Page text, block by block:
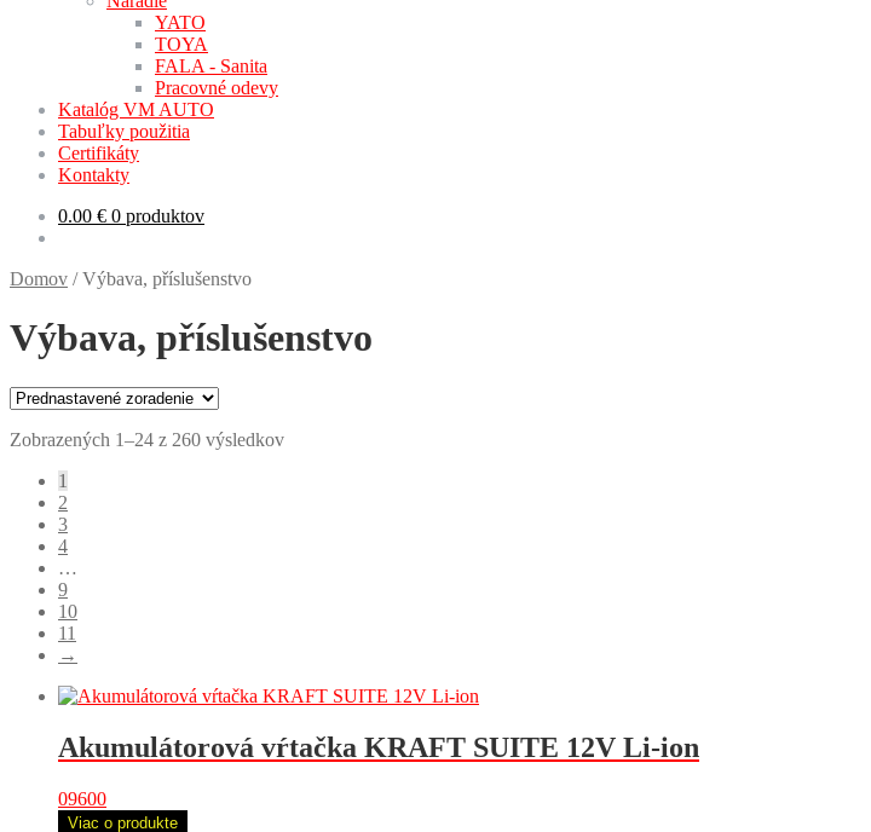
YATO
TOYA
FALA - Sanita
Pracovné odevy
Katalóg VM AUTO
Tabuľky použitia
Certifikáty
Kontakty
0.00 € 0 produktov
Domov /Výbava, příslušenstvo
Výbava, příslušenstvo
Zobrazených 1–24 z 260 výsledkov
1
2
3
4
…
9
10
11
→
Akumulátorová vŕtačka KRAFT SUITE 12V Li-ion
09600
Viac o produkte